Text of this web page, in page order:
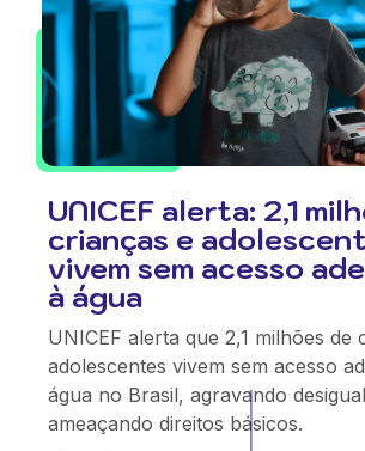
UNICEF alerta: 2,1
crianças e
vivem sem acesso
à água
UNICEF alerta que 2,1 milhões de
adolescentes vivem sem acesso
água no Brasil, agravando
ameaçando direitos básicos.